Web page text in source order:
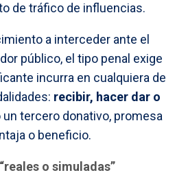
de tráfico de influencias.
a interceder ante el
público, el tipo penal exige
incurra en cualquiera de
recibir, hacer dar o
un tercero donativo, promesa
o beneficio.
o simuladas”